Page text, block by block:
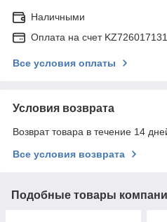
Наличными
Оплата на счет
Все условия оплаты
Условия возврата
Возврат товара в течение 14
Все условия возврата
Подобные товары